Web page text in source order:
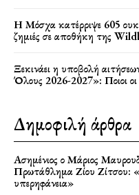
Η Μόσχα κατέρριψε 605
ζημιές σε αποθήκη της
Ξεκινάει η υποβολή
Όλους 2026-2027»: Ποιοι οι
Δημοφιλή άρθρα
Ασημένιος ο Μάριος
Πρωτάθλημα Ζίου Ζίτσου:
υπερηφάνεια»